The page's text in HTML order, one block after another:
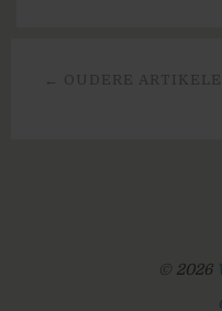
← OUDERE
© 2026